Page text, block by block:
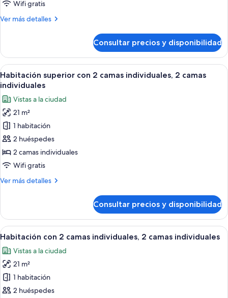
cama
grande
Wifi gratis
Ver más detalles
Más
superior,
cama
de
grande
Consultar precios y disponibilidad
Abrir
todas
las
fotos
de
Habitación
superior
con
2
individuales,
individuales
Una habitación de hotel moderna
6
Habitación superior con 2 camas individuales, 2 camas
individuales
Vistas a la ciudad
21 m²
1 habitación
2 huéspedes
2 camas individuales
Wifi gratis
Ver más detalles
Más
superior
con
2
individuales,
2
camas
individuales
Consultar precios y disponibilidad
Abrir
todas
las
fotos
de
Habitación
Una habitación de hotel moderna
6
Habitación con 2 camas individuales, 2 camas individuales
Vistas a la ciudad
21 m²
1 habitación
2 huéspedes